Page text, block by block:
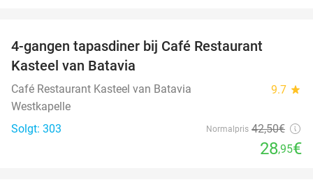
4-gangen tapasdiner bij Café Restaurant
Kasteel van Batavia
Café Restaurant Kasteel van Batavia 9.7 star
Westkapelle
Solgt: 303
Normalpris 42,50€
28,95€